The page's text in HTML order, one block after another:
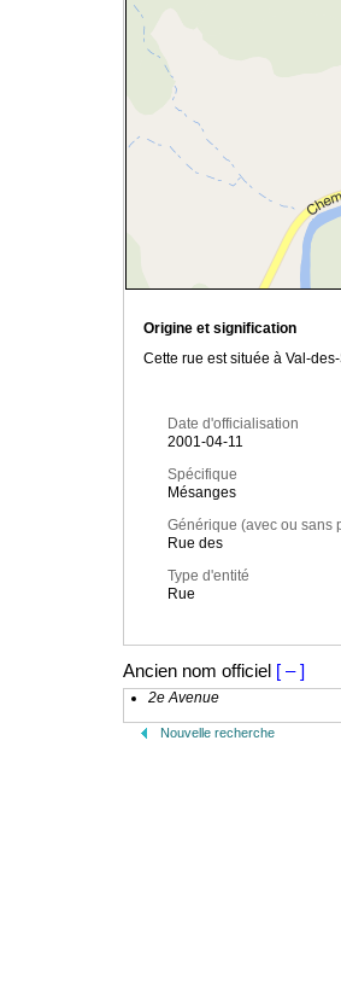
Origine et signification
Cette rue est située à Val-
Date d'officialisation
2001-04-11
Spécifique
Mésanges
Générique (avec ou sans
Rue des
Type d'entité
Rue
Ancien nom officiel [ – ]
2e Avenue
Nouvelle recherche